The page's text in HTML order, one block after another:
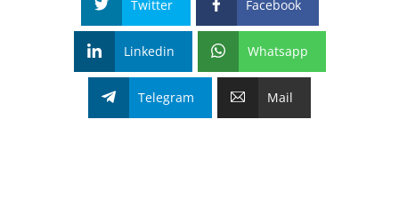
Twitter Facebook
Linkedin Whatsapp
Telegram Mail